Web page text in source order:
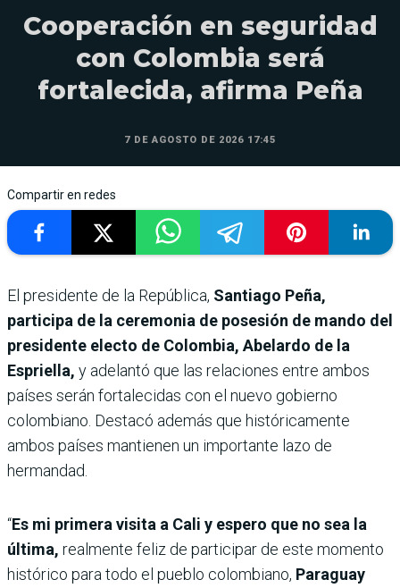
Cooperación en seguridad
con Colombia será
fortalecida, afirma Peña
7 DE AGOSTO DE 2026 17:45
Compartir en redes
El presidente de la República, Santiago Peña,
participa de la ceremonia de posesión de mando del
presidente electo de Colombia, Abelardo de la
Espriella, y adelantó que las relaciones entre ambos
países serán fortalecidas con el nuevo gobierno
colombiano. Destacó además que históricamente
ambos países mantienen un importante lazo de
hermandad.
“Es mi primera visita a Cali y espero que no sea la
última, realmente feliz de participar de este momento
histórico para todo el pueblo colombiano, Paraguay